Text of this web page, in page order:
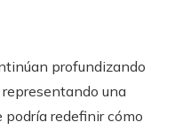
profundizando
una
redefinir cómo